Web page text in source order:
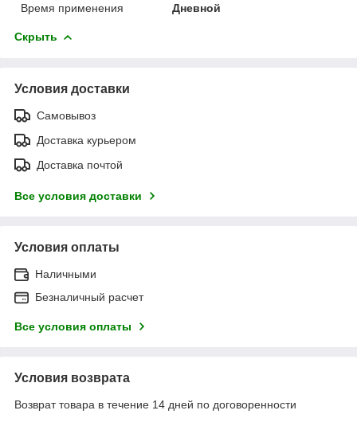
Время применения
Дневной
Скрыть
Условия доставки
Самовывоз
Доставка курьером
Доставка почтой
Все условия доставки
Условия оплаты
Наличными
Безналичный расчет
Все условия оплаты
Условия возврата
Возврат товара в течение 14 дней по договоренности